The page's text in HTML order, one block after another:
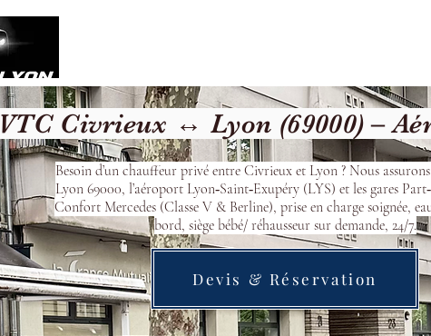
VTC Civrieux ↔ Lyon (69000) –
Besoin d’un chauffeur privé entre Civrieux et Lyon ? Nous
Lyon 69000, l’aéroport Lyon‑Saint‑Exupéry (LYS) et les gares
Confort Mercedes (Classe V & Berline), prise en charge soignée,
bord, siège bébé/ réhausseur sur demande, 24/7.
Devis & Réservation